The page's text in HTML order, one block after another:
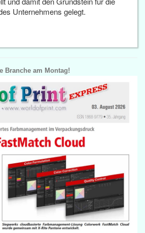
Unternehmens gelegt.
Branche am Montag!